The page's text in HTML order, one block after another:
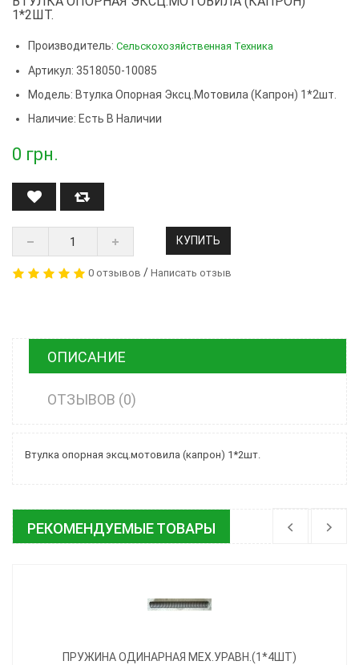
1*2ШТ.
Производитель: Сельскохозяйственная Техника
Артикул: 3518050-10085
Модель: Втулка Опорная Эксц.мотовила (капрон) 1*2шт.
Наличие: Есть В Наличии
0 грн.
КУПИТЬ
0 отзывов / Написать отзыв
ОПИСАНИЕ
ОТЗЫВОВ (0)
Втулка опорная эксц.мотовила (капрон) 1*2шт.
РЕКОМЕНДУЕМЫЕ ТОВАРЫ
ПРУЖИНА ОДИНАРНАЯ МЕХ.УРАВН.(1*4ШТ)